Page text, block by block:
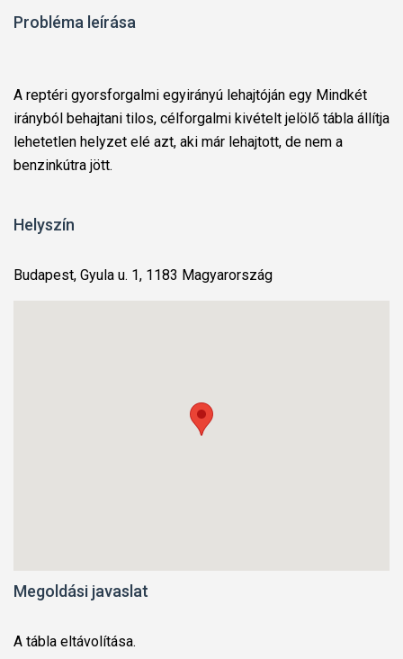
Probléma leírása
A reptéri gyorsforgalmi egyirányú lehajtóján egy Mindkét
irányból behajtani tilos, célforgalmi kivételt jelölő tábla állítja
lehetetlen helyzet elé azt, aki már lehajtott, de nem a
benzinkútra jött.
Helyszín
Budapest, Gyula u. 1, 1183 Magyarország
Megoldási javaslat
A tábla eltávolítása.